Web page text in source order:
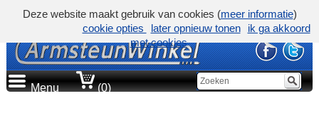
Menu (0)
Deze website maakt gebruik van cookies (meer informatie)
cookie opties
later opnieuw tonen
ik ga akkoord
met cookies